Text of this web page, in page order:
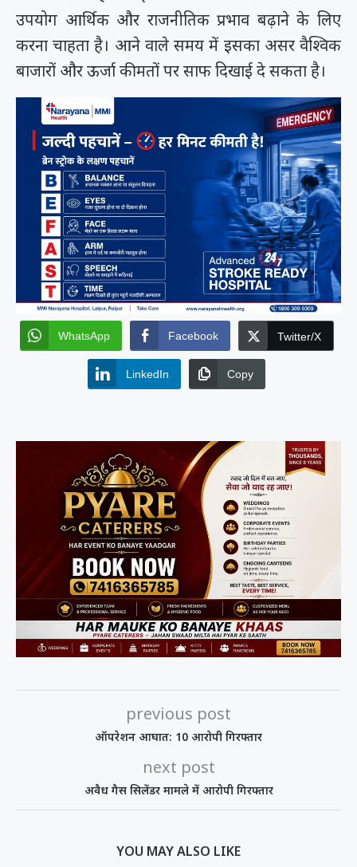
उपयोग आर्थिक और राजनीतिक प्रभाव बढ़ाने के लिए
करना चाहता है। आने वाले समय में इसका असर वैश्विक
बाजारों और ऊर्जा कीमतों पर साफ दिखाई दे सकता है।
WhatsApp Facebook Twitter/X
LinkedIn Copy
previous post
ऑपरेशन आघात: 10 आरोपी गिरफ्तार
next post
अवैध गैस सिलेंडर मामले में आरोपी गिरफ्तार
YOU MAY ALSO LIKE